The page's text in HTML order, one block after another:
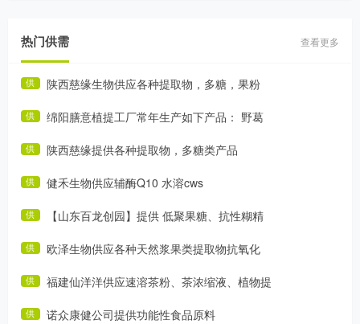
热门供需 查看更多
供 陕西慈缘生物供应各种提取物，多糖，果粉
供 绵阳膳意植提工厂常年生产如下产品： 野葛
供 陕西慈缘提供各种提取物，多糖类产品
供 健禾生物供应辅酶Q10 水溶cws
供 【山东百龙创园】提供 低聚果糖、抗性糊精
供 欧泽生物供应各种天然浆果类提取物抗氧化
供 福建仙洋洋供应速溶茶粉、茶浓缩液、植物提
供 诺众康健公司提供功能性食品原料